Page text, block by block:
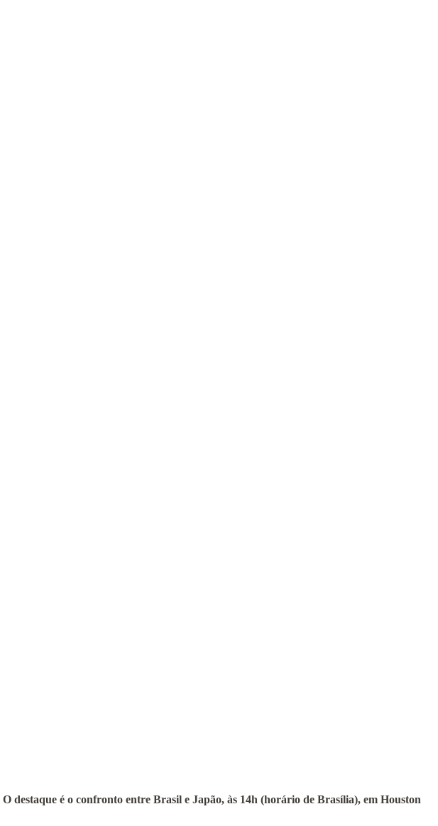
O destaque é o confronto entre Brasil e Japão, às 14h (horário de Brasília), em Houston